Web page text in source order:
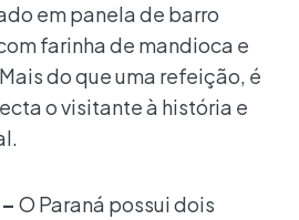
em panela de barro
farinha de mandioca e
do que uma refeição, é
o visitante à história e
O Paraná possui dois